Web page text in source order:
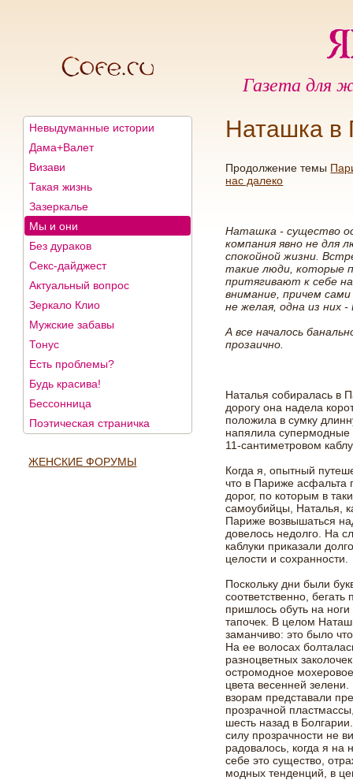
Газета для
Невыдуманные истории
Дама+Валет
Визави
Такая жизнь
Зазеркалье
Мы и они
Без дураков
Секс-дайджест
Актуальный вопрос
Зеркало Клио
Мужские забавы
Тонус
Есть проблемы?
Будь красива!
Бессонница
Поэтическая страничка
ЖЕНСКИЕ ФОРУМЫ
Наташка в
Продолжение темы
нас далеко
Наташка - существо
компания явно не для
спокойной жизни.
такие люди, которые
притягивают к себе
внимание, причем
не желая, одна из них
А все началось
прозаично.
Наталья собиралась в
дорогу она надела
положила в сумку
напялила
11-сантиметровом
Когда я, опытный
что в Париже асфальта
дорог, по которым в
самоубийцы, Наталья,
Париже возвышаться
довелось недолго. На
каблуки приказали
целости и сохранности.
Поскольку дни были
соответственно,
пришлось обуть на
тапочек. В целом
заманчиво: это было
На ее волосах
разноцветных
остромодное
цвета весенней зелени.
взорам представали
прозрачной
шесть назад в
силу прозрачности не
радовалось, когда я на
себе это существо,
модных тенденций, в